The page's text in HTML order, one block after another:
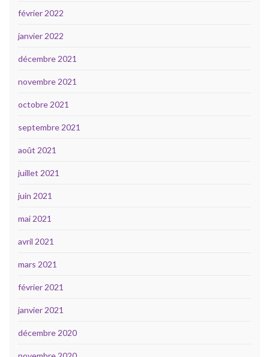
février 2022
janvier 2022
décembre 2021
novembre 2021
octobre 2021
septembre 2021
août 2021
juillet 2021
juin 2021
mai 2021
avril 2021
mars 2021
février 2021
janvier 2021
décembre 2020